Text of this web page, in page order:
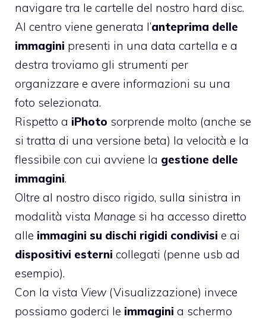
navigare tra le cartelle del nostro hard disc.
Al centro viene generata l’anteprima delle
immagini presenti in una data cartella e a
destra troviamo gli strumenti per
organizzare e avere informazioni su una
foto selezionata.
Rispetto a iPhoto sorprende molto (anche se
si tratta di una versione beta) la velocità e la
flessibile con cui avviene la gestione delle
immagini.
Oltre al nostro disco rigido, sulla sinistra in
modalità vista Manage si ha accesso diretto
alle immagini su dischi rigidi condivisi e ai
dispositivi esterni collegati (penne usb ad
esempio).
Con la vista View (Visualizzazione) invece
possiamo goderci le immagini a schermo